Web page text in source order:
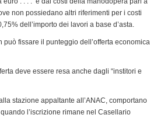
non possiedano altri riferimenti per i costi
dell’importo dei lavori a base d’asta.
fissare il punteggio dell’offerta economica
deve essere resa anche dagli “institori e
stazione appaltante all’ANAC, comportano
l’iscrizione rimane nel Casellario